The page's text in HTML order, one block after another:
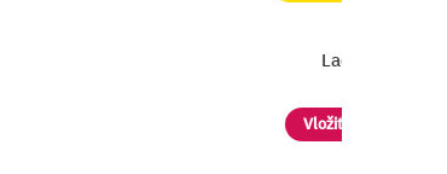
Lactecon
Vložiť do košíka